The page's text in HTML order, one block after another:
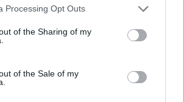
website/app uses one or more Google
or usage behaviour. You may click to
to Google and its third-party tags to
specified purposes in below Google
Processing Opt Outs
of the Sharing of my
of the Sale of my